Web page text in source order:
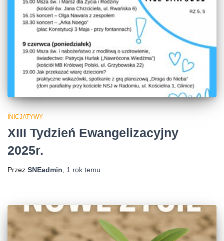
INICJATYWY
XIII Tydzień Ewangelizacyjny
2025r.
Przez SNEadmin 1 rok temu